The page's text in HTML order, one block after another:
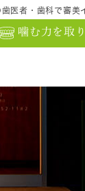
噛む力を取
医者・歯科で審美